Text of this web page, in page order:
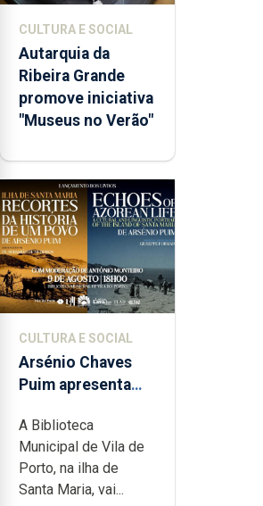
CULTURA E SOCIAL
Autarquia da
Ribeira Grande
promove iniciativa
"Museus no Verão"
CULTURA E SOCIAL
Arsénio Chaves
Puim apresenta
Biblioteca de Vila
do Porto
A Biblioteca
Municipal de Vila de
Porto, na ilha de
Santa Maria, vai...